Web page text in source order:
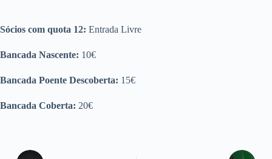
Sócios com quota 12: Entrada Livre
Bancada Nascente: 10€
Bancada Poente Descoberta: 15€
Bancada Coberta: 20€